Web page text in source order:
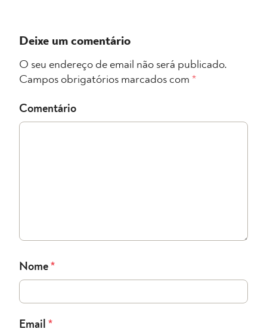
Deixe um comentário
O seu endereço de email não será publicado.
Campos obrigatórios marcados com *
Comentário
Nome *
Email *